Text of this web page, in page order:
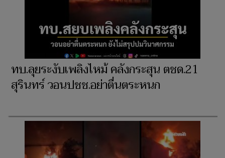
ทบ.ลุยระงับเพลิงไหม้ คลังกระสุน ตชด.21
สุรินทร์ วอนปชช.อย่าตื่นตระหนก